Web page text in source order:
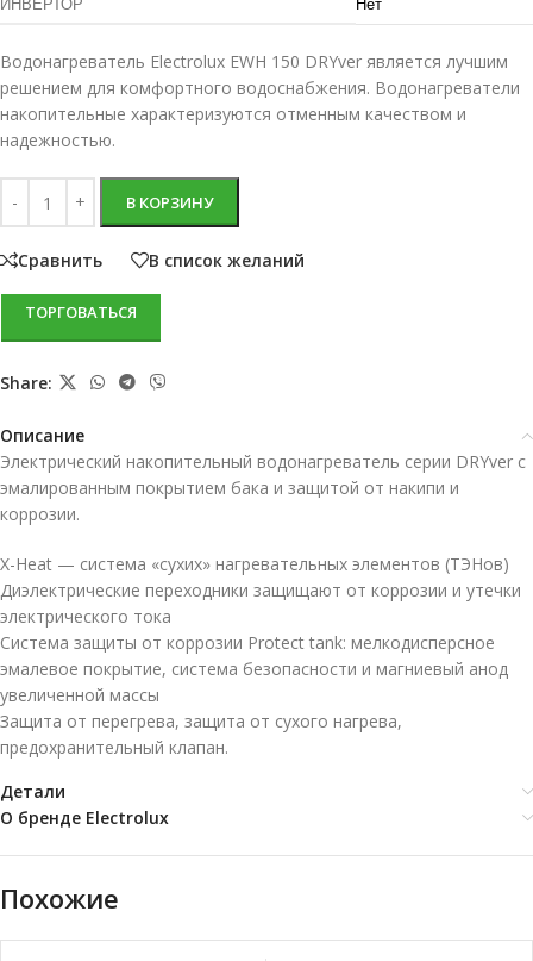
ИНВЕРТОР Нет
Водонагреватель Electrolux EWH 150 DRYver является лучшим
решением для комфортного водоснабжения. Водонагреватели
накопительные характеризуются отменным качеством и
надежностью.
В КОРЗИНУ
Сравнить В список желаний
ТОРГОВАТЬСЯ
Share:
Описание
Электрический накопительный водонагреватель серии DRYver с
эмалированным покрытием бака и защитой от накипи и
коррозии.
X-Heat — система «сухих» нагревательных элементов (ТЭНов)
Диэлектрические переходники защищают от коррозии и утечки
электрического тока
Система защиты от коррозии Protect tank: мелкодисперсное
эмалевое покрытие, система безопасности и магниевый анод
увеличенной массы
Защита от перегрева, защита от сухого нагрева,
предохранительный клапан.
Детали
О бренде Electrolux
Похожие